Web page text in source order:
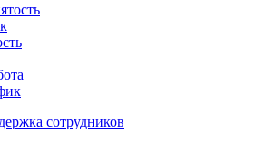
сотрудников